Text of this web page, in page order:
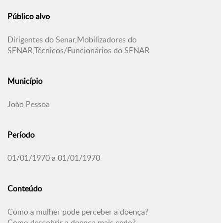
Público alvo
Dirigentes do Senar,Mobilizadores do
SENAR,Técnicos/Funcionários do SENAR
Município
João Pessoa
Período
01/01/1970 a 01/01/1970
Conteúdo
Como a mulher pode perceber a doença?